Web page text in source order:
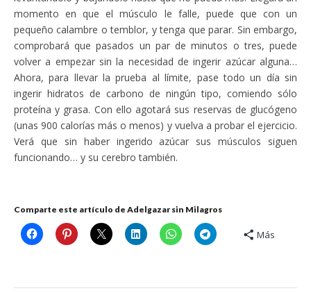
momento en que el músculo le falle, puede que con un
pequeño calambre o temblor, y tenga que parar. Sin embargo,
comprobará que pasados un par de minutos o tres, puede
volver a empezar sin la necesidad de ingerir azúcar alguna…
Ahora, para llevar la prueba al límite, pase todo un día sin
ingerir hidratos de carbono de ningún tipo, comiendo sólo
proteína y grasa. Con ello agotará sus reservas de glucógeno
(unas 900 calorías más o menos) y vuelva a probar el ejercicio.
Verá que sin haber ingerido azúcar sus músculos siguen
funcionando… y su cerebro también.
Comparte este artículo de Adelgazar sin Milagros
Más